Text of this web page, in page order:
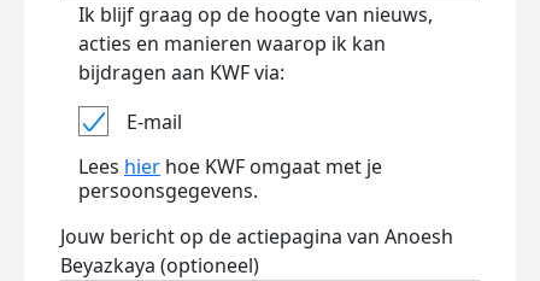
Ik blijf graag op de hoogte van nieuws,
acties en manieren waarop ik kan
bijdragen aan KWF via:
E-mail
Lees hier hoe KWF omgaat met je
persoonsgegevens.
Jouw bericht op de actiepagina van Anoesh
Beyazkaya (optioneel)